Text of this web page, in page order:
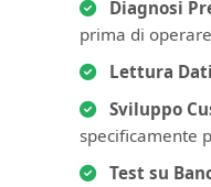
Diagnosi
prima di
Lettura
Sviluppo
specificamente
Test su